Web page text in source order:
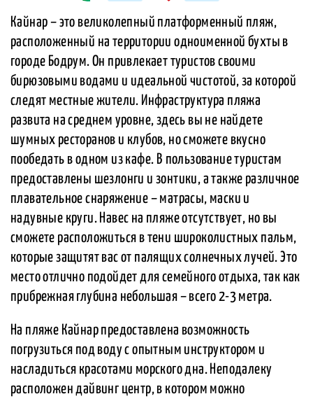
Кайнар – это великолепный платформенный пляж,
расположенный на территории одноименной бухты в
городе Бодрум. Он привлекает туристов своими
бирюзовыми водами и идеальной чистотой, за которой
следят местные жители. Инфраструктура пляжа
развита на среднем уровне, здесь вы не найдете
шумных ресторанов и клубов, но сможете вкусно
пообедать в одном из кафе. В пользование туристам
предоставлены шезлонги и зонтики, а также различное
плавательное снаряжение – матрасы, маски и
надувные круги. Навес на пляже отсутствует, но вы
сможете расположиться в тени широколистных пальм,
которые защитят вас от палящих солнечных лучей. Это
место отлично подойдет для семейного отдыха, так как
прибрежная глубина небольшая – всего 2-3 метра.
На пляже Кайнар предоставлена возможность
погрузиться под воду с опытным инструктором и
насладиться красотами морского дна. Неподалеку
расположен дайвинг центр, в котором можно